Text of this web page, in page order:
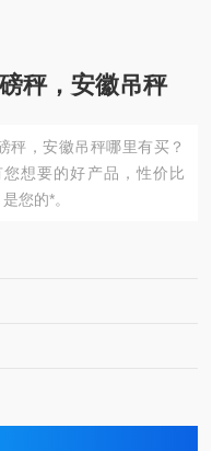
秤，安徽吊秤
秤，安徽吊秤哪里有买？
想要的好产品，性价比
您的*。